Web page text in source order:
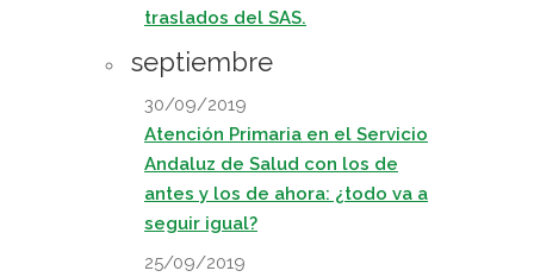
traslados del SAS.
septiembre
30/09/2019
Atención Primaria en el Servicio
Andaluz de Salud con los de
antes y los de ahora: ¿todo va a
seguir igual?
25/09/2019